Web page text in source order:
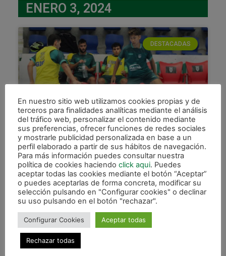
ENERO 3, 2024
DESTACADAS
El derbi en Tudela abre el año
para Osasuna Magna
Osasuna Magna visita este sábado a partir de las
20.00 horas al ATP Tudelano Ribera Navarra FS.
Un derbi regional que siempre está repleto de
LEER MÁS »
3 enero, 2024
En nuestro sitio web utilizamos cookies propias y de
terceros para finalidades analíticas mediante el análisis
del tráfico web, personalizar el contenido mediante
sus preferencias, ofrecer funciones de redes sociales
y mostrarle publicidad personalizada en base a un
perfil elaborado a partir de sus hábitos de navegación.
Para más información puedes consultar nuestra
política de cookies haciendo click aqui. Puedes
aceptar todas las cookies mediante el botón “Aceptar”
o puedes aceptarlas de forma concreta, modificar su
selección pulsando en "Configurar cookies" o declinar
su uso pulsando en el botón "rechazar".
Configurar Cookies Aceptar todas
Rechazar todas